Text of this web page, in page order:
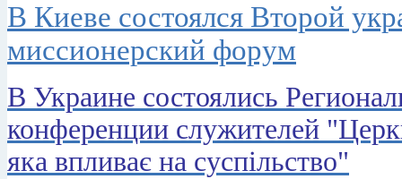
В Киеве состоялся Второй
миссионерский форум
В Украине состоялись
конференции служителей
яка впливає на суспільство"